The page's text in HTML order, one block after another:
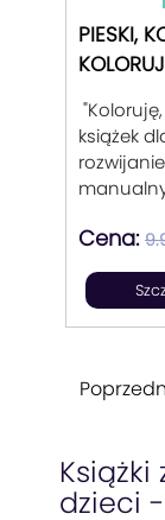
PIESKI,
książek
postacie
Cena:
dzieci